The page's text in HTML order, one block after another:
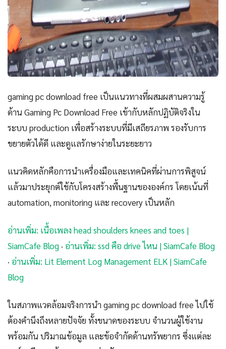
gaming pc download free เป็นแนวทางที่ผสมผสานความรู้
ด้าน Gaming Pc Download Free เข้ากับหลักปฏิบัติจริงใน
ระบบ production เพื่อสร้างระบบที่มีเสถียรภาพ รองรับการ
ขยายตัวได้ดี และดูแลรักษาง่ายในระยะยาว
แนวคิดหลักคือการนำเครื่องมือและเทคนิคที่ผ่านการพิสูจน์
แล้วมาประยุกต์ใช้กับโครงสร้างพื้นฐานขององค์กร โดยเน้นที่
automation, monitoring และ recovery เป็นหลัก
อ่านเพิ่ม: เนื้อเพลง head shoulders knees and toes |
SiamCafe Blog · อ่านเพิ่ม: ssd คือ drive ไหน | SiamCafe Blog
· อ่านเพิ่ม: Lit Element Log Management ELK | SiamCafe
Blog
ในสภาพแวดล้อมจริงการนำ gaming pc download free ไปใช้
ต้องคำนึงถึงหลายปัจจัย ทั้งขนาดของระบบ จำนวนผู้ใช้งาน
พร้อมกัน ปริมาณข้อมูล และข้อจำกัดด้านทรัพยากร ซึ่งแต่ละ